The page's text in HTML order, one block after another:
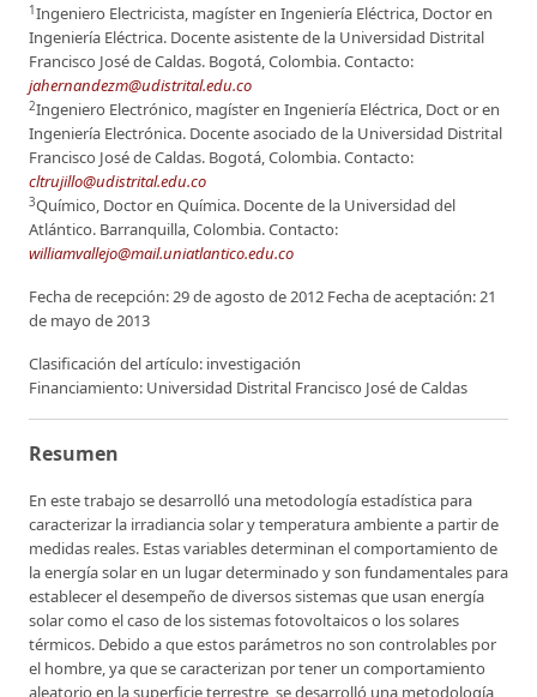
1Ingeniero Electricista, magíster en Ingeniería Eléctrica, Doctor en
Ingeniería Eléctrica. Docente asistente de la Universidad Distrital
Francisco José de Caldas. Bogotá, Colombia. Contacto:
jahernandezm@udistrital.edu.co
2Ingeniero Electrónico, magíster en Ingeniería Eléctrica, Doct or en
Ingeniería Electrónica. Docente asociado de la Universidad Distrital
Francisco José de Caldas. Bogotá, Colombia. Contacto:
cltrujillo@udistrital.edu.co
3Químico, Doctor en Química. Docente de la Universidad del
Atlántico. Barranquilla, Colombia. Contacto:
williamvallejo@mail.uniatlantico.edu.co
Fecha de recepción: 29 de agosto de 2012 Fecha de aceptación: 21
de mayo de 2013
Clasificación del artículo: investigación
Financiamiento: Universidad Distrital Francisco José de Caldas
Resumen
En este trabajo se desarrolló una metodología estadística para
caracterizar la irradiancia solar y temperatura ambiente a partir de
medidas reales. Estas variables determinan el comportamiento de
la energía solar en un lugar determinado y son fundamentales para
establecer el desempeño de diversos sistemas que usan energía
solar como el caso de los sistemas fotovoltaicos o los solares
térmicos. Debido a que estos parámetros no son controlables por
el hombre, ya que se caracterizan por tener un comportamiento
aleatorio en la superficie terrestre, se desarrolló una metodología